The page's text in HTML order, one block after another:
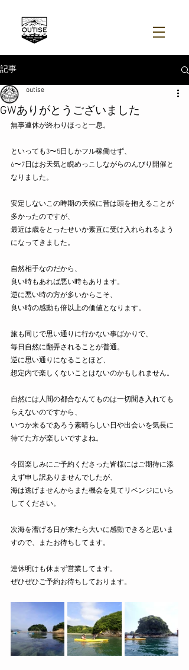
記事
GWありがとうございました
outise
無事連休が終わりほっと一息。
といっても3〜5日しかフル稼働せず、
6〜7日はお天気と睨めっこしながらのんびり開催と
なりました。
安定しないこの時期の天候に昔は頭を抱えることが
多かったのですが、
最近は歳をとったせいか素直に受け入れられるよう
になってきました。
自然相手なのだから、
良い時もあれば悪い時もあります。
逆に悪い時の方が多いからこそ、
良い時の感動も倍以上の価値となります。
旅も同じで思い通りに行かない事ばかりで、
毎日自然に翻弄されることが普通。
逆に思い通りになることほど、
想定内で楽しくないことはないのかもしれません。
自然には人間の都合なんてものは一切聞き入れても
らえないのですから、
いつか来るであろう素晴らしい日や出会いを気長に
待てた方が楽しいですよね。
今回楽しみにご予約くださった皆様にはご期待に添
えず申し訳ありませんでしたが、
海は逃げませんからまた機会を見てリベンジにいら
してください。
次海を漕げる日が来たら大いに感動できると思いま
すので、またお待ちしてます。
連休明けも休まず営業してます。
ぜひぜひご予約お待ちしております。